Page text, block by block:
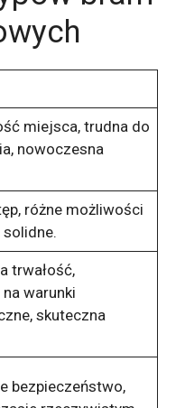
miejsca, trudna do
nowoczesna
różne możliwości
trwałość,
warunki
skuteczna
bezpieczeństwo,